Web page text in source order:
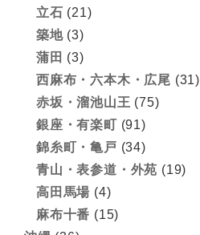
立石 (21)
築地(3)
蒲田 (3)
西麻布・六本木・広尾 (31)
赤坂・溜池山王 (75)
銀座・有楽町 (91)
錦糸町・亀戸 (34)
青山・表参道・外苑 (19)
高田馬場 (4)
麻布十番 (15)